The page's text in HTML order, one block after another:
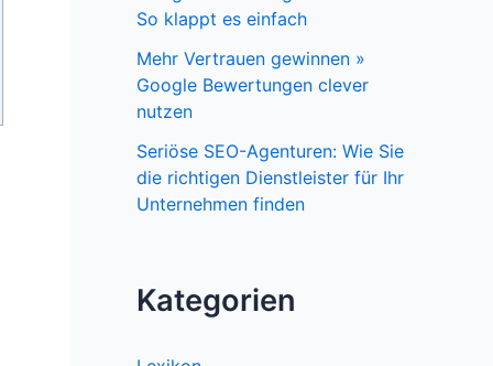
So klappt es einfach
Mehr Vertrauen gewinnen »
Google Bewertungen clever
nutzen
Seriöse SEO-Agenturen: Wie Sie
die richtigen Dienstleister für Ihr
Unternehmen finden
Kategorien